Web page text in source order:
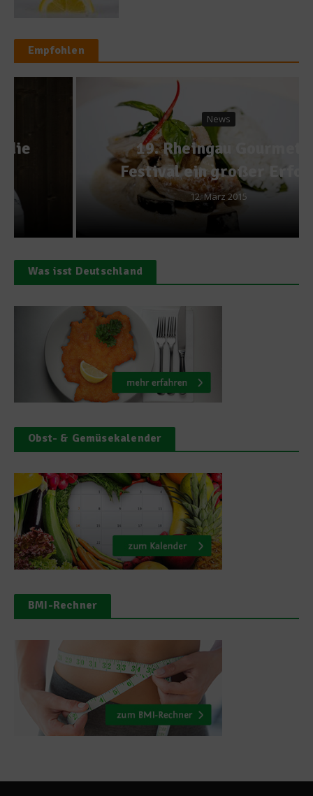
Empfohlen
News
19. Rheingau Gourmet
Festival ein großer Erfolg
12. März 2015
Was isst Deutschland
Obst- & Gemüsekalender
BMI-Rechner